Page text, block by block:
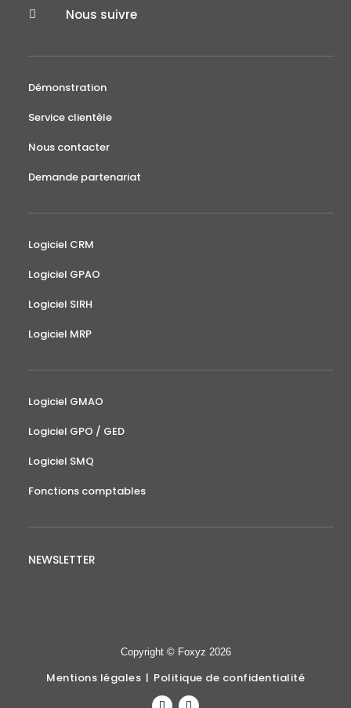
 Nous suivre
Démonstration
Service clientèle
Nous contacter
Demande partenariat
Logiciel CRM
Logiciel GPAO
Logiciel SIRH
Logiciel MRP
Logiciel GMAO
Logiciel GPO / GED
Logiciel SMQ
Fonctions comptables
NEWSLETTER
Copyright © Foxyz 2026
Mentions légales | Politique de confidentialité